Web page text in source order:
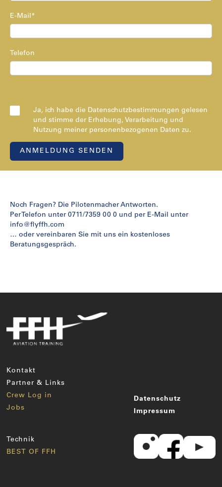
E-Mail*
Telefon
Ja, ich habe die Datenschutzbestimmungen gelesen
und stimme der Erhebung, Verarbeitung und
Nutzung meiner personenbezogenen Daten zu.
Noch Fragen? Die Pilotenmacher Antworten.
Per Telefon unter 0711/7359 00 0 und per E-Mail unter
info@flyffh.com
… oder vereinbaren Sie mit uns ein kostenloses
Beratungsgespräch.
Kontakt
Partner & Links
Crew Log in
Jobs
Technik
BEST OF FFH
Datenschutz
Impressum